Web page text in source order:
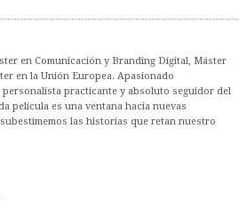
en Comunicación y Branding Digital, Máster
en la Unión Europea. Apasionado
practicante y absoluto seguidor del
película es una ventana hacia nuevas
las historias que retan nuestro